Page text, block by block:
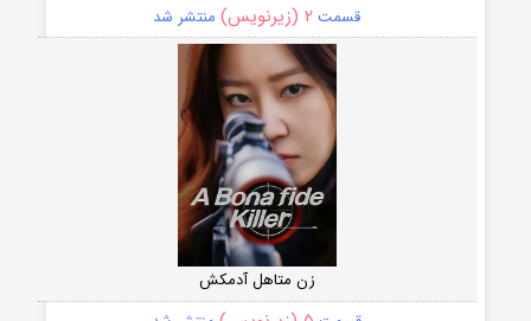
قسمت ۲ (زیرنویس) منتشر شد
زن متاهل آدمکش